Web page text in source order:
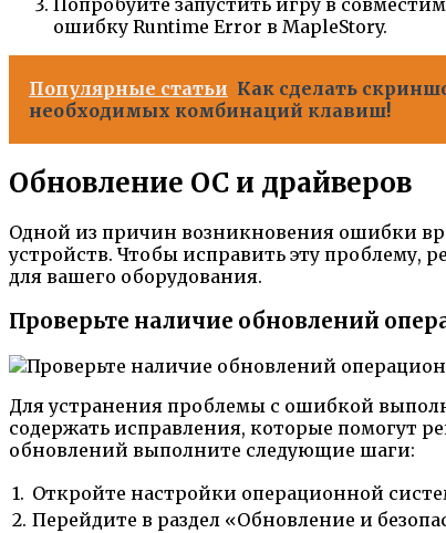
ошибку Runtime Error в MapleStory.
Популярные статьи Как сделать
необходимых комбинаций клавиш!
Обновление ОС и драйверов
Одной из причин возникновения ошибки
устройств. Чтобы исправить эту проблему,
для вашего оборудования.
Проверьте наличие обновлений
Для устранения проблемы с ошибкой
содержать исправления, которые помогут
обновлений выполните следующие шаги:
1. Откройте настройки операционной
2. Перейдите в раздел «Обновление и